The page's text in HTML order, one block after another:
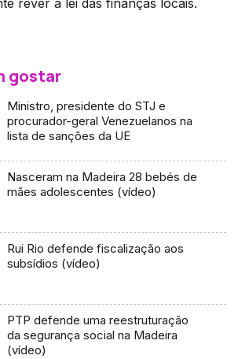
gostar
Ministro, presidente do STJ e
procurador-geral Venezuelanos na
lista de sanções da UE
Nasceram na Madeira 28 bebés de
mães adolescentes (vídeo)
Rui Rio defende fiscalização aos
subsídios (vídeo)
PTP defende uma reestruturação
da segurança social na Madeira
(vídeo)